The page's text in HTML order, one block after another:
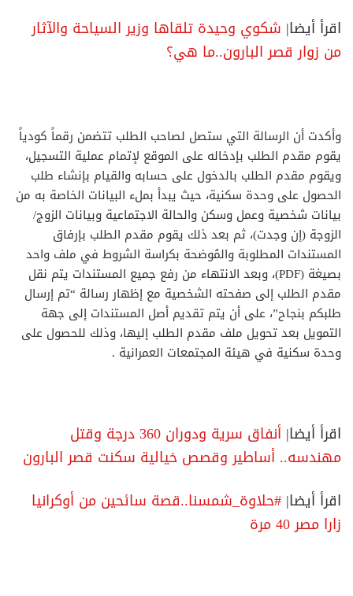
اقرأ أيضا| شكوي وحيدة تلقاها وزير السياحة والآثار
من زوار قصر البارون..ما هي؟
وأكدت أن الرسالة التي ستصل لصاحب الطلب تتضمن رقماً كودياً
يقوم مقدم الطلب بإدخاله على الموقع لإتمام عملية التسجيل،
ويقوم مقدم الطلب بالدخول على حسابه والقيام بإنشاء طلب
الحصول على وحدة سكنية، حيث يبدأ بملء البيانات الخاصة به من
بيانات شخصية وعمل وسكن والحالة الاجتماعية وبيانات الزوج/
الزوجة (إن وجدت)، ثم بعد ذلك يقوم مقدم الطلب بإرفاق
المستندات المطلوبة والمُوضحة بكراسة الشروط في ملف واحد
بصيغة (PDF)، وبعد الانتهاء من رفع جميع المستندات يتم نقل
مقدم الطلب إلى صفحته الشخصية مع إظهار رسالة “تم إرسال
طلبكم بنجاح”، على أن يتم تقديم أصل المستندات إلى جهة
التمويل بعد تحويل ملف مقدم الطلب إليها، وذلك للحصول على
وحدة سكنية في هيئة المجتمعات العمرانية .
اقرأ أيضا|
أنفاق سرية ودوران 360 درجة وقتل
مهندسه.. أساطير وقصص خيالية سكنت قصر البارون
اقرأ أيضا| #حلاوة_شمسنا..قصة سائحين من أوكرانيا
زارا مصر 40 مرة